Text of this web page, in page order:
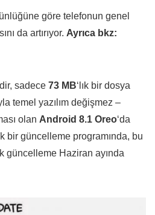
göre telefonun genel
da artırıyor. Ayrıca bkz:
sadece 73 MB‘lık bir dosya
temel yazılım değişmez –
olan Android 8.1 Oreo‘da
bir güncelleme programında, bu
güncelleme Haziran ayında